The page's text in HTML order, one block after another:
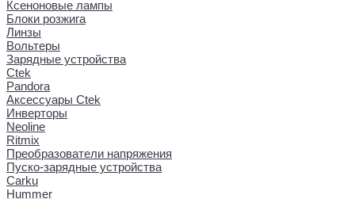
Ксеноновые лампы
Блоки розжига
Линзы
Вольтеры
Зарядные устройства
Ctek
Pandora
Аксессуары Ctek
Инверторы
Neoline
Ritmix
Преобразователи напряжения
Пуско-зарядные устройства
Carku
Hummer